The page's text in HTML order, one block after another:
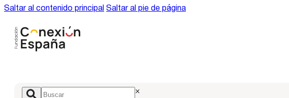
Saltar al contenido principal Saltar al pie de página
×